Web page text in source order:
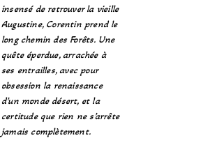
insensé de retrouver la vieille
Augustine, Corentin prend le
long chemin des Forêts. Une
quête éperdue, arrachée à
ses entrailles, avec pour
obsession la renaissance
d’un monde désert, et la
certitude que rien ne s’arrête
jamais complètement.